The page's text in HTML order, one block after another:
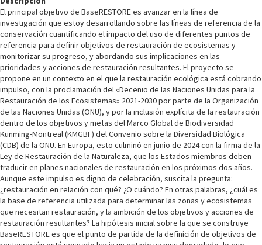
El principal objetivo de BaseRESTORE es avanzar en la línea de
investigación que estoy desarrollando sobre las líneas de referencia de la
conservación cuantificando el impacto del uso de diferentes puntos de
referencia para definir objetivos de restauración de ecosistemas y
monitorizar su progreso, y abordando sus implicaciones en las
prioridades y acciones de restauración resultantes. El proyecto se
propone en un contexto en el que la restauración ecológica está cobrando
impulso, con la proclamación del «Decenio de las Naciones Unidas para la
Restauración de los Ecosistemas» 2021-2030 por parte de la Organización
de las Naciones Unidas (ONU), y por la inclusión explícita de la restauración
dentro de los objetivos y metas del Marco Global de Biodiversidad
Kunming-Montreal (KMGBF) del Convenio sobre la Diversidad Biológica
(CDB) de la ONU. En Europa, esto culminó en junio de 2024 con la firma de la
Ley de Restauración de la Naturaleza, que los Estados miembros deben
traducir en planes nacionales de restauración en los próximos dos años.
Aunque este impulso es digno de celebración, suscita la pregunta:
¿restauración en relación con qué? ¿O cuándo? En otras palabras, ¿cuál es
la base de referencia utilizada para determinar las zonas y ecosistemas
que necesitan restauración, y la ambición de los objetivos y acciones de
restauración resultantes? La hipótesis inicial sobre la que se construye
BaseRESTORE es que el punto de partida de la definición de objetivos de